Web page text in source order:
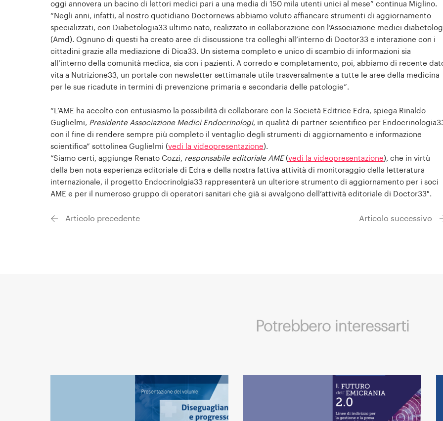
oggi annovera un bacino di lettori medici pari a una media di 150 mila utenti unici al mese” continua Miglino.
“Negli anni, infatti, al nostro quotidiano Doctornews abbiamo voluto affiancare strumenti di aggiornamento
specializzati, con Diabetologia33 ultimo nato, realizzato in collaborazione con l’Associazione medici
(Amd). Ognuno di questi ha creato aree di discussione tra colleghi all’interno di Doctor33 e interazione con i
cittadini grazie alla mediazione di Dica33. Un sistema completo e unico di scambio di informazioni sia
all’interno della comunità medica, sia con i pazienti. A corredo e completamento, poi, abbiamo di recente
vita a Nutrizione33, un portale con newsletter settimanale utile trasversalmente a tutte le aree della medicina
per le sue ricadute in termini di prevenzione primaria e secondaria delle patologie”.
“L’AME ha accolto con entusiasmo la possibilità di collaborare con la Società Editrice Edra, spiega Rinaldo
Guglielmi, Presidente Associazione Medici Endocrinologi, in qualità di partner scientifico per
con il fine di rendere sempre più completo il ventaglio degli strumenti di aggiornamento e informazione
scientifica” sottolinea Guglielmi (vedi la videopresentazione).
“Siamo certi, aggiunge Renato Cozzi, responsabile editoriale AME(vedi la videopresentazione), che in virtù
della ben nota esperienza editoriale di Edra e della nostra fattiva attività di monitoraggio della letteratura
internazionale, il progetto Endocrinolgia33 rappresenterà un ulteriore strumento di aggiornamento per i soci
AME e per il numeroso gruppo di operatori sanitari che già si avvalgono dell’attività editoriale di Doctor33″.
Articolo precedente Articolo successivo
Potrebbero interessarti